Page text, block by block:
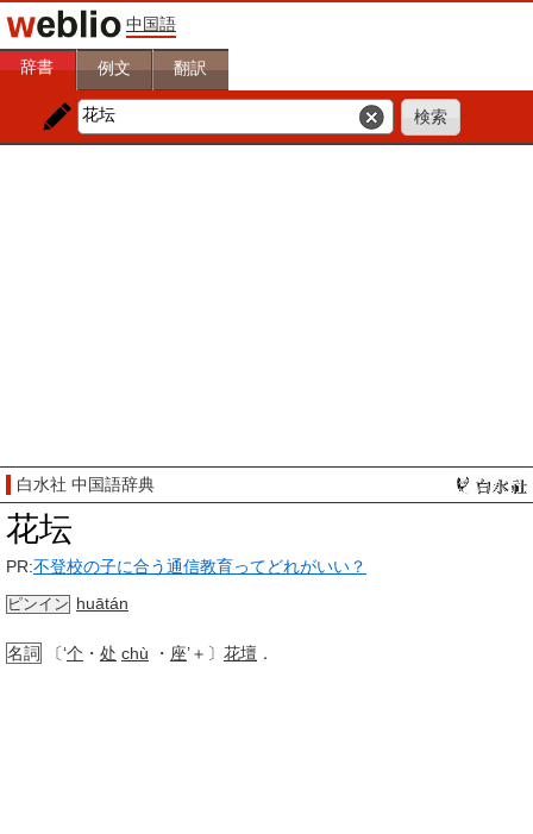
中国語
辞書 例文 翻訳
白水社 中国語辞典
花坛
PR:不登校の子に合う通信教育ってどれがいい？
ピンイン huātán
名詞 〔‘个 ・ 处 chù ・ 座’＋〕 花壇 ．